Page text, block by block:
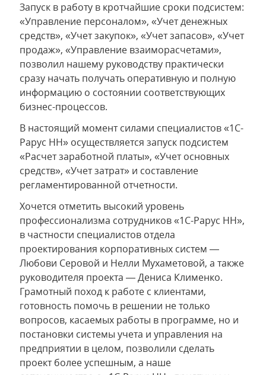
Запуск в работу в кротчайшие сроки подсистем:
«Управление персоналом», «Учет денежных
средств», «Учет закупок», «Учет запасов», «Учет
продаж», «Управление взаиморасчетами»,
позволил нашему руководству практически
сразу начать получать оперативную и полную
информацию о состоянии соответствующих
бизнес-процессов.
В настоящий момент силами специалистов «1С-
Рарус НН» осуществляется запуск подсистем
«Расчет заработной платы», «Учет основных
средств», «Учет затрат» и составление
регламентированной отчетности.
Хочется отметить высокий уровень
профессионализма сотрудников «1С-Рарус НН»,
в частности специалистов отдела
проектирования корпоративных систем —
Любови Серовой и Нелли Мухаметовой, а также
руководителя проекта — Дениса Клименко.
Грамотный поход к работе с клиентами,
готовность помочь в решении не только
вопросов, касаемых работы в программе, но и
постановки системы учета и управления на
предприятии в целом, позволили сделать
проект более успешным, а наше